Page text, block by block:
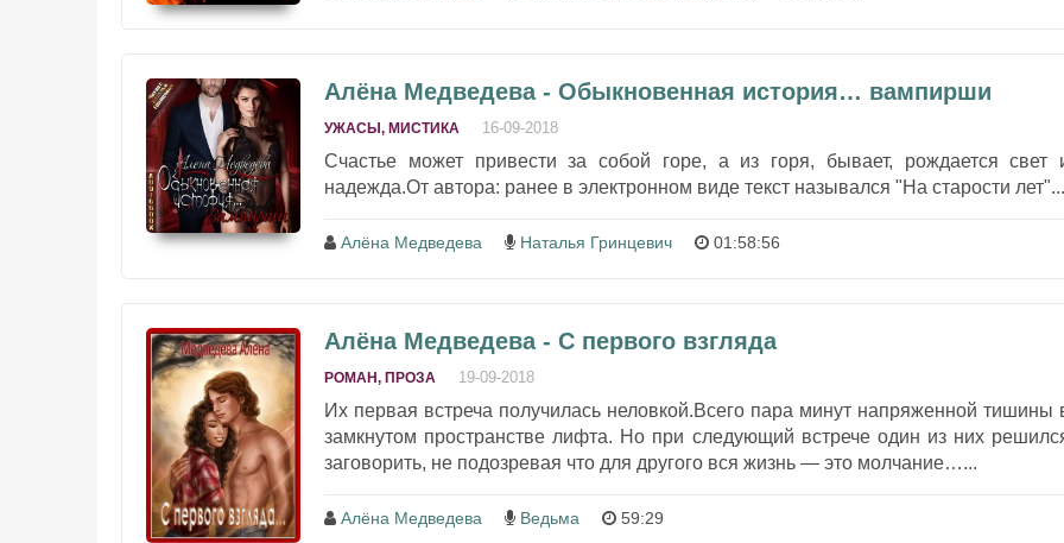
Алёна Медведева - Обыкновенная история… вампирши
УЖАСЫ, МИСТИКА 16-09-2018
Счастье может привести за собой горе, а из горя, бывает, рождается свет
надежда.От автора: ранее в электронном виде текст назывался "На старости лет"...
Алёна Медведева Наталья Гринцевич 01:58:56
Алёна Медведева - С первого взгляда
РОМАН, ПРОЗА 19-09-2018
Их первая встреча получилась неловкой.Всего пара минут напряженной тишины
замкнутом пространстве лифта. Но при следующий встрече один из них
заговорить, не подозревая что для другого вся жизнь — это молчание…...
Алёна Медведева Ведьма 59:29